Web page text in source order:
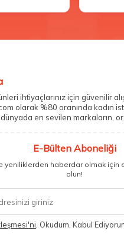
ihtiyaçlarınız için güvenilir
olarak %80 oranında kadın
dünyada en sevilen markaların,
bir durumdan dolayı
aracılığı ile gerekli tüm
bugüne, yüzlerce marka ve
ya da markaların yetkili
faturalı olarak tedarik ediyor
ve orijinal ambalajlarda
geri dönüştürülebilir
en aza indiriyor ve daha
E-Bülten Aboneliği
yeniliklerden haberdar olmak için
olun!
, Okudum, Kabul